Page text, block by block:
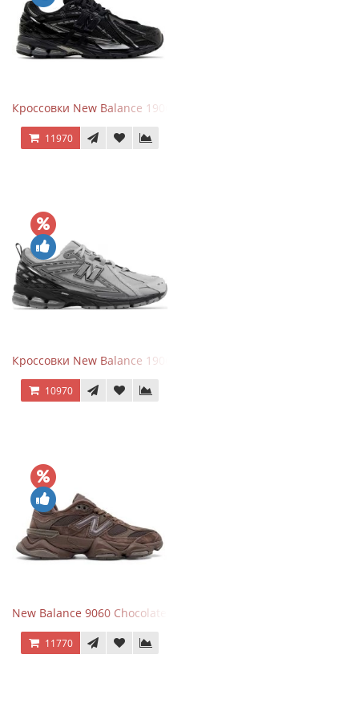
Кроссовки New Balance 1906A Black Silver
11970
Кроссовки New Balance 1906R Brighton Grey
10970
New Balance 9060 Chocolate Brown
11770